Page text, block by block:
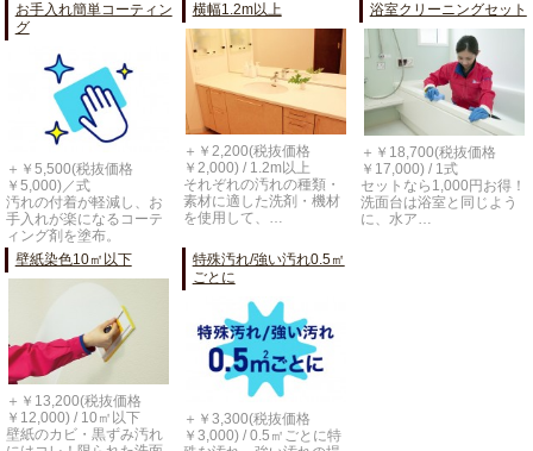
お手入れ簡単コーティン
グ
＋￥5,500(税抜価格
￥5,000)／式
汚れの付着が軽減し、お
手入れが楽になるコーテ
ィング剤を塗布。
横幅1.2m以上
＋￥2,200(税抜価格
￥2,000) / 1.2m以上
それぞれの汚れの種類・
素材に適した洗剤・機材
を使用して、…
浴室クリーニングセット
＋￥18,700(税抜価格
￥17,000) / 1式
セットなら1,000円お得！
洗面台は浴室と同じよう
に、水ア…
壁紙染色10㎡以下
＋￥13,200(税抜価格
￥12,000) / 10㎡以下
壁紙のカビ・黒ずみ汚れ
特殊汚れ/強い汚れ0.5㎡
ごとに
＋￥3,300(税抜価格
￥3,000) / 0.5㎡ごとに特